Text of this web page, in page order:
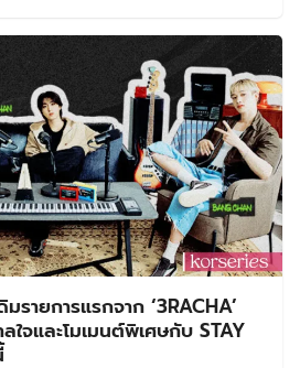
รายการแรกจาก ‘3RACHA’
ใจและโมเมนต์พิเศษกับ STAY